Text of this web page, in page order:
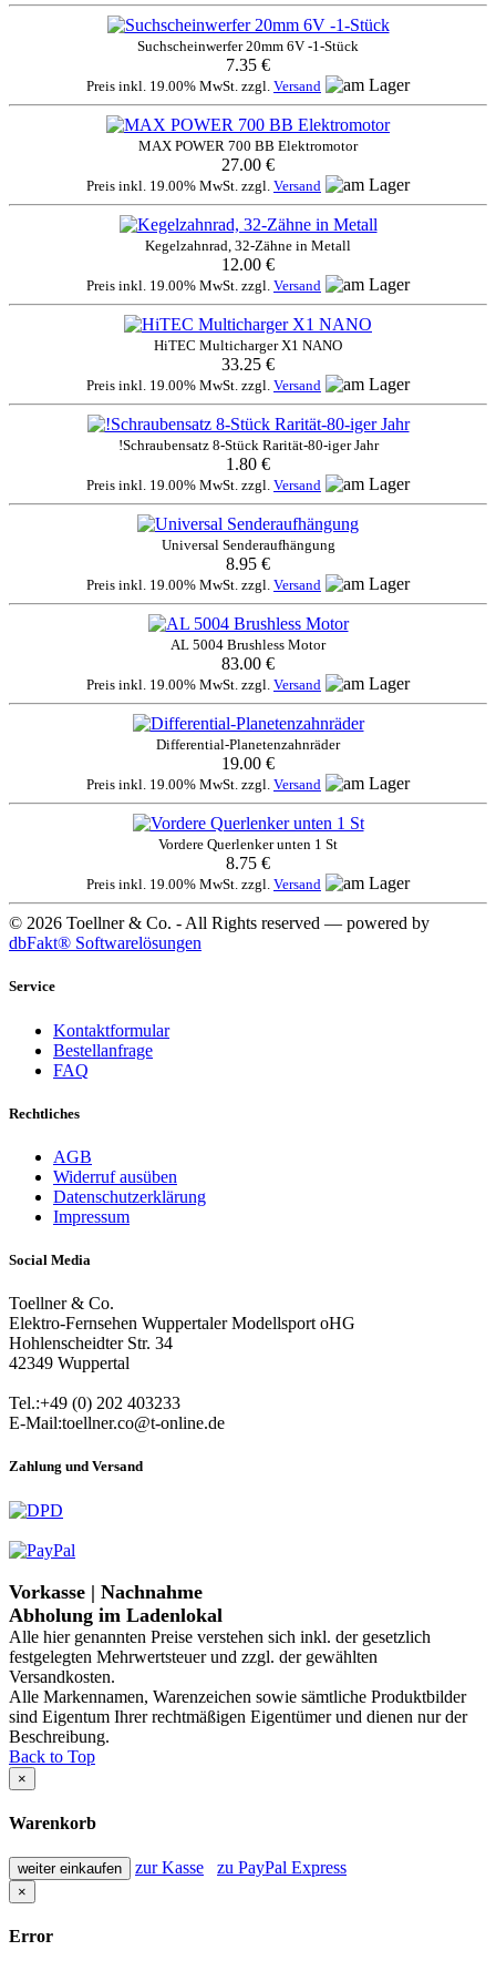
Suchscheinwerfer 20mm 6V -1-Stück
7.35 €
Preis inkl. 19.00% MwSt. zzgl. Versand
MAX POWER 700 BB Elektromotor
27.00 €
Preis inkl. 19.00% MwSt. zzgl. Versand
Kegelzahnrad, 32-Zähne in Metall
12.00 €
Preis inkl. 19.00% MwSt. zzgl. Versand
HiTEC Multicharger X1 NANO
33.25 €
Preis inkl. 19.00% MwSt. zzgl. Versand
!Schraubensatz 8-Stück Rarität-80-iger Jahr
1.80 €
Preis inkl. 19.00% MwSt. zzgl. Versand
Universal Senderaufhängung
8.95 €
Preis inkl. 19.00% MwSt. zzgl. Versand
AL 5004 Brushless Motor
83.00 €
Preis inkl. 19.00% MwSt. zzgl. Versand
Differential-Planetenzahnräder
19.00 €
Preis inkl. 19.00% MwSt. zzgl. Versand
Vordere Querlenker unten 1 St
8.75 €
Preis inkl. 19.00% MwSt. zzgl. Versand
© 2026 Toellner & Co. - All Rights reserved — powered by
dbFakt® Softwarelösungen
Service
Kontaktformular
Bestellanfrage
FAQ
Rechtliches
AGB
Widerruf ausüben
Datenschutzerklärung
Impressum
Social Media
Toellner & Co.
Elektro-Fernsehen Wuppertaler Modellsport oHG
Hohlenscheidter Str. 34
42349 Wuppertal
Tel.:+49 (0) 202 403233
E-Mail:toellner.co@t-online.de
Zahlung und Versand
Vorkasse | Nachnahme
Abholung im Ladenlokal
Alle hier genannten Preise verstehen sich inkl. der gesetzlich
festgelegten Mehrwertsteuer und zzgl. der gewählten
Versandkosten.
Alle Markennamen, Warenzeichen sowie sämtliche Produktbilder
sind Eigentum Ihrer rechtmäßigen Eigentümer und dienen nur der
Beschreibung.
Back to Top
×
Warenkorb
weiter einkaufen zur Kasse zu PayPal Express
×
Error